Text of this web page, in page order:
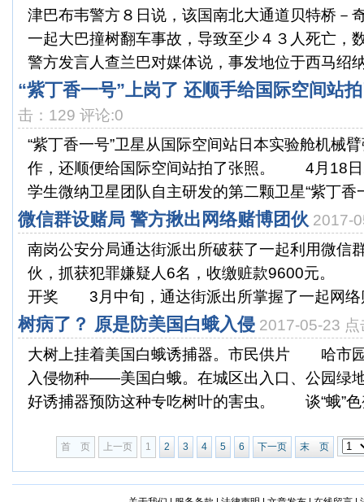
津巴布韦警方８日说，该国南北大通道贝特桥－
一起大巴撞树翻车事故，导致至少４３人死亡，
警方发言人查兰巴对媒体说，事发地位于西马绍
“紫丁香一号”上岗了 还顺手给国际空间站
击：129 评论:0
“紫丁香一号”卫星从国际空间站日本实验舱机械
作，还顺便给国际空间站拍了张照。 4月18日
学生微纳卫星团队自主研发的第二颗卫星“紫丁香
微信群设赌局 警方揪出网络赌博团伙 2017-
南岗公安分局通达街派出所破获了一起利用微信
伙，抓获犯罪嫌疑人6名，收缴赃款9600元。
开奖 3月中旬，通达街派出所掌握了一起网络
树病了？ 原是防美国白蛾入侵 2017-05-23
大树上挂着美国白蛾诱捕器。市民供片 哈市
入侵物种——美国白蛾。在城区出入口、公园绿
好诱捕器预防这种专吃树叶的害虫。 谈“蛾”色
首 页 上一页 1 2 3 4 5 6 下一页 末 页